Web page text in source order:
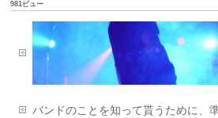
981ビュー
バンドのことを知って貰うために、